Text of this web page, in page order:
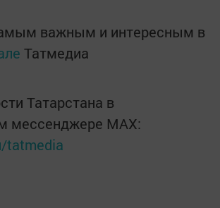
важным и интересным в
Татмедиа
Татарстана в
мессенджере MАХ:
tatmedia